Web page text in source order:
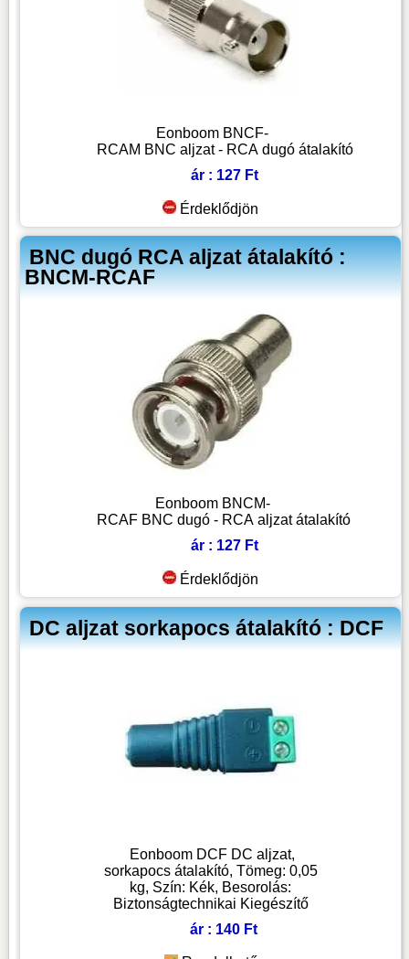
Eonboom BNCF-
RCAM BNC aljzat - RCA dugó átalakító
ár : 127 Ft
Érdeklődjön
BNC dugó RCA aljzat átalakító :
BNCM-RCAF
Eonboom BNCM-
RCAF BNC dugó - RCA aljzat átalakító
ár : 127 Ft
Érdeklődjön
DC aljzat sorkapocs átalakító : DCF
Eonboom DCF DC aljzat,
sorkapocs átalakító, Tömeg: 0,05
kg, Szín: Kék, Besorolás:
Biztonságtechnikai Kiegészítő
ár : 140 Ft